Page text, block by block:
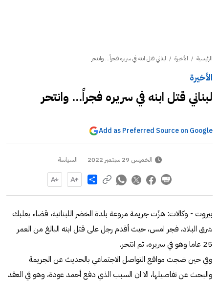
الرئيسية / الأخيرة / لبناني قتل ابنه في سريره فجراً... وانتحر
الأخيرة
لبناني قتل ابنه في سريره فجراً... وانتحر
Add as Preferred Source on Google
الخميس 29 سبتمبر 2022 السياسة
Share
بيروت - وكالات: هزّت جريمة مروعة بلدة الخضر اللبنانية، قضاء بعلبك
شرق البلاد، فجر امس، حيث أقدم رجل على قتل ابنه البالغ من العمر
25 عاما وهو في سريره، ثم انتحر.
وفي حين ضجت مواقع التواصل الاجتماعي بالحديث عن الجريمة
والبحث عن تفاصيلها، الا ان السبب الذي دفع أحمد عودة، وهو في العقد